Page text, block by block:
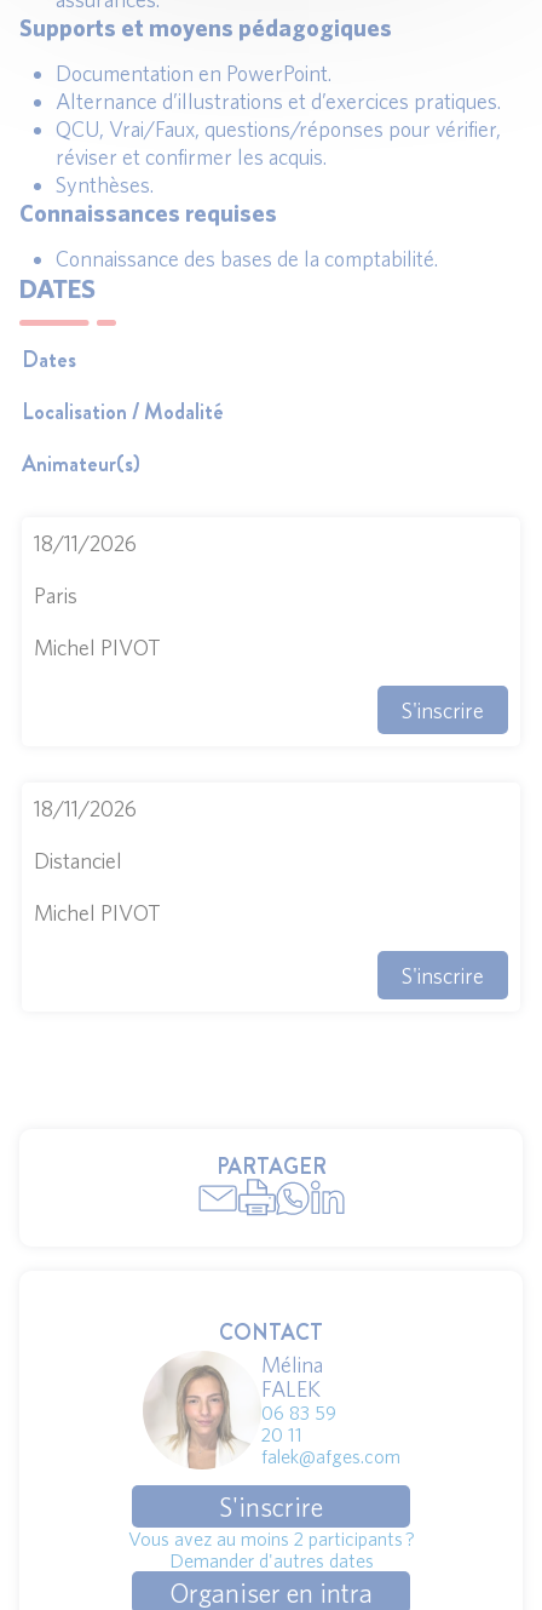
Supports et moyens pédagogiques
Documentation en PowerPoint.
Alternance d’illustrations et d’exercices pratiques.
QCU, Vrai/Faux, questions/réponses pour vérifier,
réviser et confirmer les acquis.
Synthèses.
Connaissances requises
Connaissance des bases de la comptabilité.
DATES
Dates
Localisation / Modalité
Animateur(s)
18/11/2026
Paris
Michel PIVOT
S'inscrire
18/11/2026
Distanciel
Michel PIVOT
S'inscrire
PARTAGER
CONTACT
Mélina
FALEK
06 83 59
20 11
falek@afges.com
S'inscrire
Vous avez au moins 2 participants ?
Demander d'autres dates
Organiser en intra